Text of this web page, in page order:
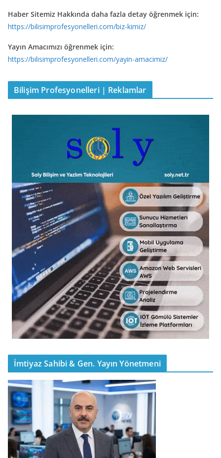
Haber Sitemiz Hakkında daha fazla detay öğrenmek için:
https://bilisimprofesyonelleri.com/biz-kimiz/
Yayın Amacımızı öğrenmek için:
https://bilisimprofesyonelleri.com/yayin-amacimiz/
Bilişim Profesyonelleri | Reklamlar
İmtiyaz Sahibi & Gen. Yayın Yönetmeni